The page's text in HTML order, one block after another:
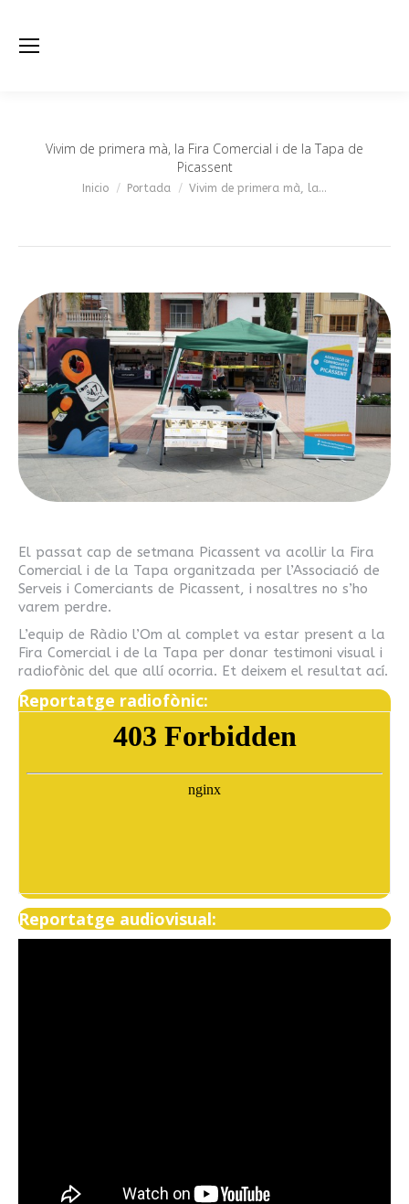
Vivim de primera mà, la Fira Comercial i de la Tapa de
Picassent
Estás aquí:
Inicio Portada Vivim de primera mà, la…
El passat cap de setmana Picassent va acollir la Fira
Comercial i de la Tapa organitzada per l’Associació de
Serveis i Comerciants de Picassent, i nosaltres no s’ho
varem perdre.
L’equip de Ràdio l’Om al complet va estar present a la
Fira Comercial i de la Tapa per donar testimoni visual i
radiofònic del que allí ocorria. Et deixem el resultat ací.
Reportatge radiofònic:
Reportatge audiovisual: